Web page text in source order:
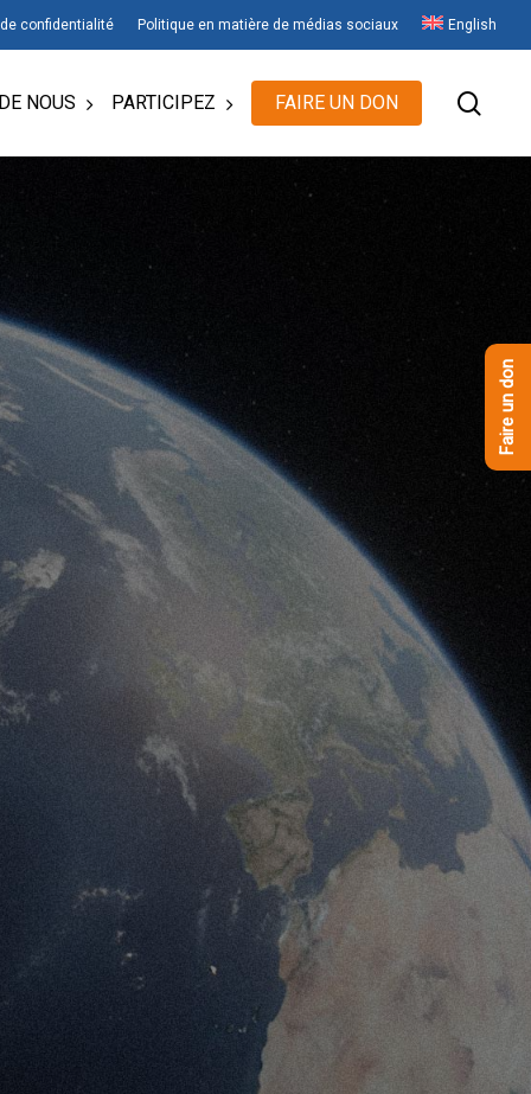
confidentialité Politique en matière de médias sociaux English
NOUS PARTICIPEZ FAIRE UN DON
Faire un don